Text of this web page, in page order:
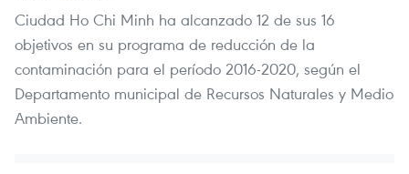
Ciudad Ho Chi Minh ha alcanzado 12 de sus 16
objetivos en su programa de reducción de la
contaminación para el período 2016-2020, según el
Departamento municipal de Recursos Naturales y Medio
Ambiente.